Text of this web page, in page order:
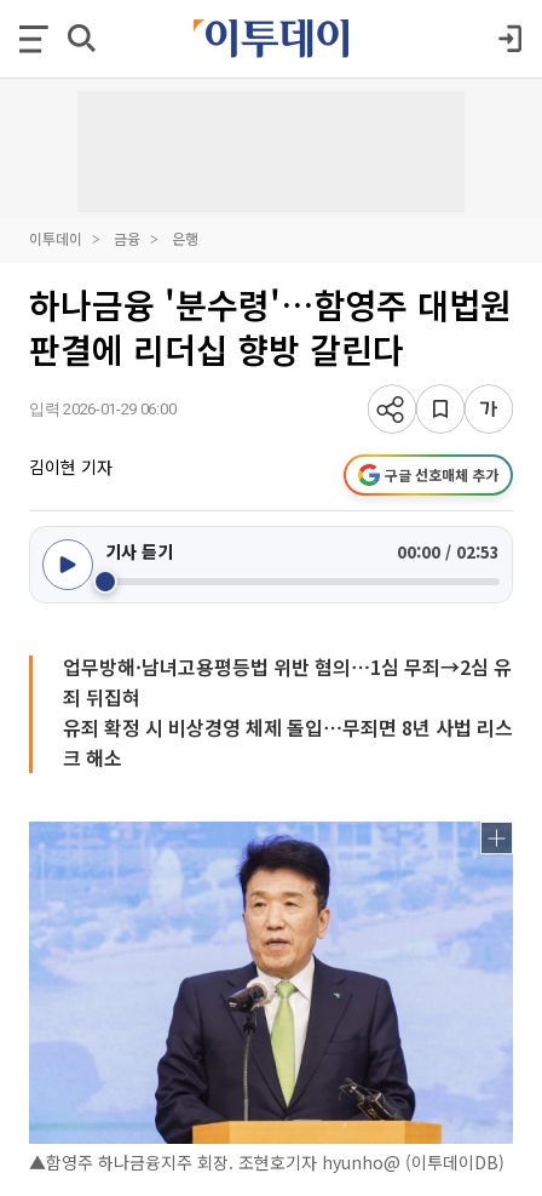
이투데이 금융 은행
하나금융 '분수령'…함영주 대법원
판결에 리더십 향방 갈린다
입력 2026-01-29 06:00
김이현 기자 구글 선호매체 추가
기사 듣기 00:00 / 02:53
업무방해·남녀고용평등법 위반 혐의⋯1심 무죄→2심 유
죄 뒤집혀
유죄 확정 시 비상경영 체제 돌입⋯무죄면 8년 사법 리스
크 해소
▲함영주 하나금융지주 회장. 조현호기자 hyunho@ (이투데이DB)